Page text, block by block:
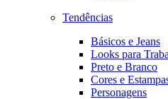
Tendências
Básicos e Jeans
Looks para
Preto e Branco
Cores e
Personagens